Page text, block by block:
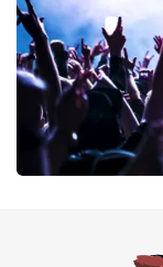
BESTEL NU